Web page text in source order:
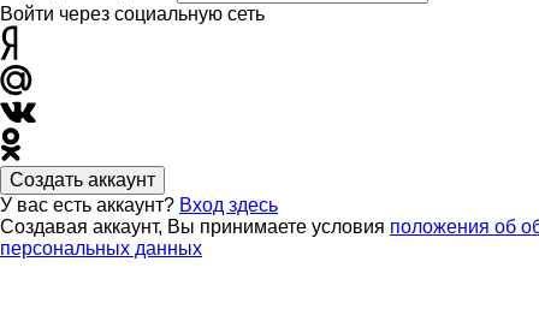
Войти через социальную сеть
Создать аккаунт
У вас есть аккаунт? Вход здесь
Создавая аккаунт, Вы принимаете условия положения об
персональных данных